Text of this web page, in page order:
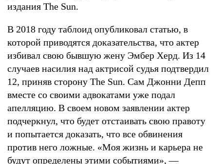
издания The Sun.
В 2018 году таблоид опубликовал статью, в
которой приводятся доказательства, что актер
избивал свою бывшую жену Эмбер Херд. Из 14
случаев насилия над актрисой судья подтвердил
12, приняв сторону The Sun. Сам Джонни Депп
вместе со своими адвокатами уже подал
апелляцию. В своем новом заявлении актер
подчеркнул, что будет отстаивать свою правоту
и попытается доказать, что все обвинения
против него ложные. «Моя жизнь и карьера не
будут определены этими событиями», —